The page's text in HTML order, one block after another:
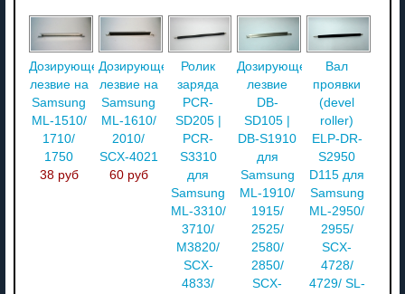
Дозирующее
лезвие на
Samsung
ML-1510/
1710/
1750
38 руб
Дозирующее
лезвие на
Samsung
ML-1610/
2010/
SCX-4021
60 руб
Ролик
заряда
PCR-
SD205 |
PCR-
S3310
для
Samsung
ML-3310/
3710/
M3820/
SCX-
4833/
Дозирующее
лезвие
DB-
SD105 |
DB-S1910
для
Samsung
ML-1910/
1915/
2525/
2580/
2850/
SCX-
Вал
проявки
(devel
roller)
ELP-DR-
S2950
D115 для
Samsung
ML-2950/
2955/
SCX-
4728/
4729/ SL-